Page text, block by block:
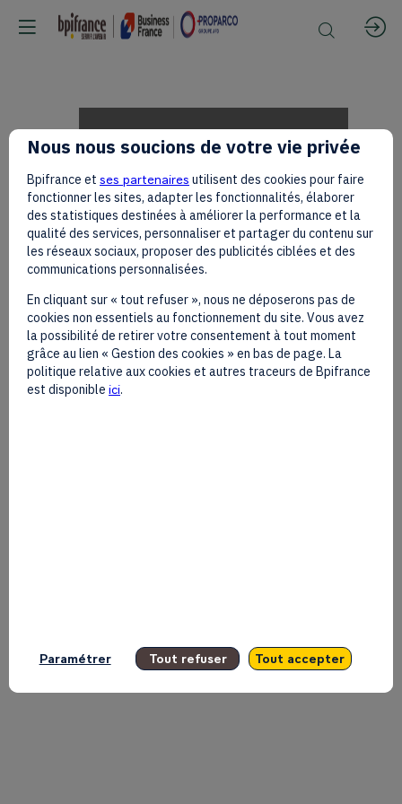
Antoine
de
Saint-
Affrique,
Bathily,
La
Nous nous soucions de votre vie privée
Bpifrance et ses partenaires utilisent des cookies pour faire
fonctionner les sites, adapter les fonctionnalités, élaborer
des statistiques destinées à améliorer la performance et la
qualité des services, personnaliser et partager du contenu sur
les réseaux sociaux, proposer des publicités ciblées et des
communications personnalisées.
En cliquant sur « tout refuser », nous ne déposerons pas de
cookies non essentiels au fonctionnement du site. Vous avez
la possibilité de retirer votre consentement à tout moment
grâce au lien « Gestion des cookies » en bas de page. La
politique relative aux cookies et autres traceurs de Bpifrance
est disponible ici.
Paramétrer Tout refuser Tout accepter